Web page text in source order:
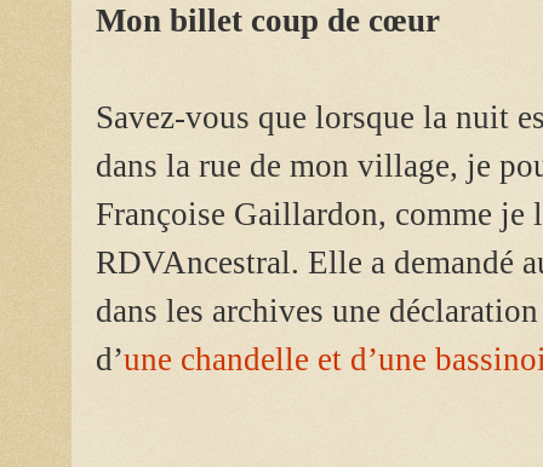
Mon billet coup de cœur
Savez-vous que lorsque la nuit
dans la rue de mon village, je
Françoise Gaillardon, comme je
RDVAncestral. Elle a demandé
dans les archives une
d’une chandelle et d’une